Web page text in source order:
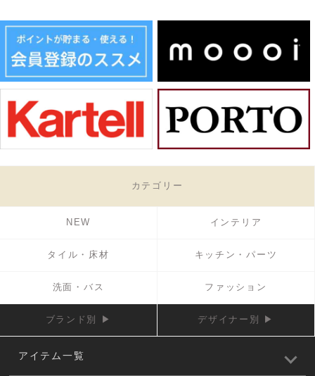
カテゴリー
NEW インテリア
タイル・床材 キッチン・パーツ
洗面・バス ファッション
ブランド別 ▶ デザイナー別 ▶
アイテム一覧